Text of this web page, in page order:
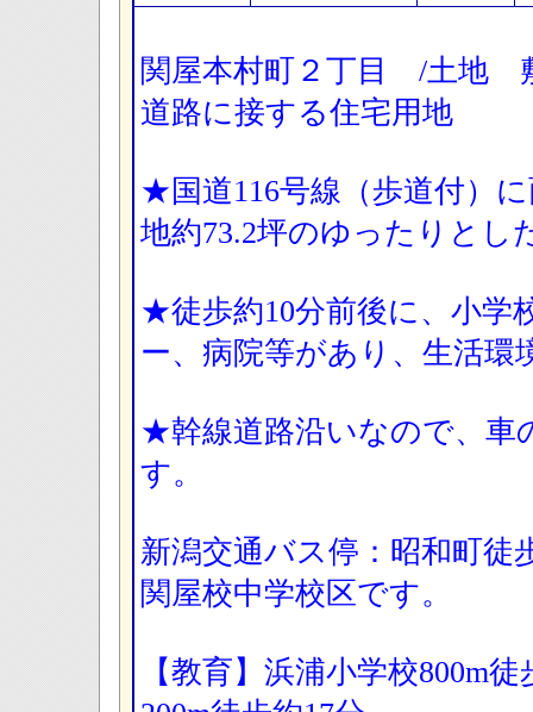
関屋本村町２丁目 /土地
道路に接する住宅用地
★国道116号線（歩道付）
地約73.2坪のゆったりと
★徒歩約10分前後に、小学
ー、病院等があり、生活環
★幹線道路沿いなので、車
す。
新潟交通バス停：昭和町
関屋校中学校区です。
【教育】浜浦小学校800m